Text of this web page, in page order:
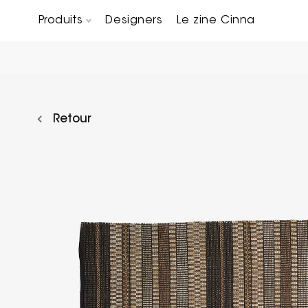
Produits Designers Le zine Cinna
Retour